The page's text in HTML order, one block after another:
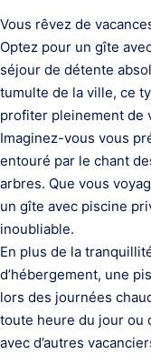
Vous rêvez de
Optez pour un gîte
séjour de détente
tumulte de la ville, ce
profiter pleinement de
Imaginez-vous vous
entouré par le chant
arbres. Que vous
un gîte avec piscine
inoubliable.
En plus de la
d’hébergement, une
lors des journées
toute heure du jour ou
avec d’autres